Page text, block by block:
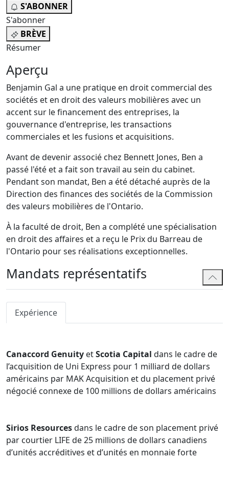
S'ABONNER
S'abonner
BRÈVE
Résumer
Aperçu
Benjamin Gal a une pratique en droit commercial des
sociétés et en droit des valeurs mobilières avec un
accent sur le financement des entreprises, la
gouvernance d'entreprise, les transactions
commerciales et les fusions et acquisitions.
Avant de devenir associé chez Bennett Jones, Ben a
passé l'été et a fait son travail au sein du cabinet.
Pendant son mandat, Ben a été détaché auprès de la
Direction des finances des sociétés de la Commission
des valeurs mobilières de l'Ontario.
À la faculté de droit, Ben a complété une spécialisation
en droit des affaires et a reçu le Prix du Barreau de
l'Ontario pour ses réalisations exceptionnelles.
Mandats représentatifs
Expérience
Canaccord Genuity etScotia Capital dans le cadre de
l’acquisition de Uni Express pour 1 milliard de dollars
américains par MAK Acquisition et du placement privé
négocié connexe de 100 millions de dollars américains
Sirios Resourcesdans le cadre de son placement privé
par courtier LIFE de 25 millions de dollars canadiens
d’unités accréditives et d’unités en monnaie forte